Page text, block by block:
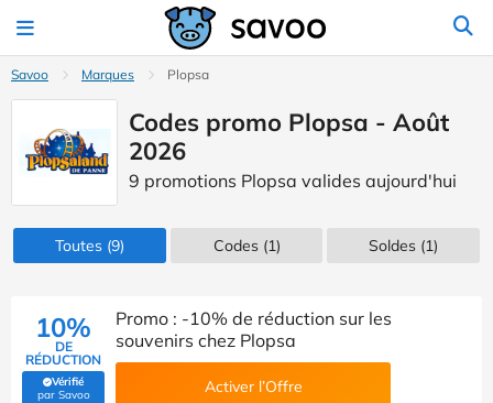
Savoo Marques Plopsa
Codes promo Plopsa - Août
2026
9 promotions Plopsa valides aujourd'hui
Toutes(9) Codes(1) Soldes (1)
10%
DE
RÉDUCTION
Vérifié
par Savoo(Vérifié par Savoo)
Promo : -10% de réduction sur les
souvenirs chez Plopsa
Activer l’Offre